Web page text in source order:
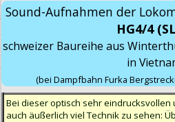
Sound-Aufnahmen der
HG4/4
schweizer Baureihe aus
in
(bei Dampfbahn Furka
Bei dieser optisch sehr
auch äußerlich viel Technik zu sehen: